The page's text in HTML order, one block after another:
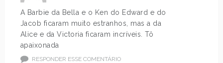
A Barbie da Bella e o Ken do Edward e do
Jacob ficaram muito estranhos, mas a da
Alice e da Victoria ficaram incríveis. Tô
apaixonada
RESPONDER ESSE COMENTÁRIO